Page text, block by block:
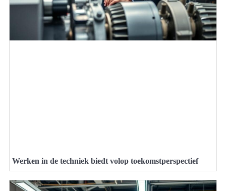
Werken in de techniek biedt volop toekomstperspectief